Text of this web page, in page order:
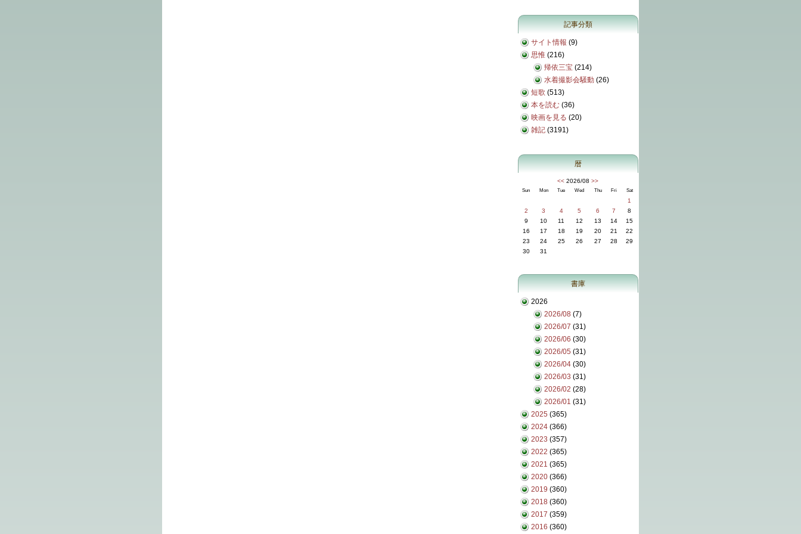
記事分類
サイト情報 (9)
思惟 (216)
帰依三宝 (214)
水着撮影会騒動 (26)
短歌 (513)
本を読む (36)
映画を見る (20)
雑記 (3191)
暦
<< 2026/08 >>
Sun Mon Tue Wed Thu Fri Sat
1
2
3 4 5 6 7
8
9
10 11 12 13 14
15
16
17 18 19 20 21
22
23
24 25 26 27 28
29
30
31
書庫
2026
2026/08 (7)
2026/07 (31)
2026/06 (30)
2026/05 (31)
2026/04 (30)
2026/03 (31)
2026/02 (28)
2026/01 (31)
2025 (365)
2024 (366)
2023 (357)
2022 (365)
2021 (365)
2020 (366)
2019 (360)
2018 (360)
2017 (359)
2016 (360)